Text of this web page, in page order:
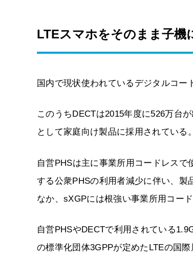
LTEスマホをそのまま子機
国内で現状使われているデジタルコー
このうちDECTは2015年度に526万台
として家庭向け製品に採用されている。
自営PHSは主に事業所用コードレス
する公衆PHSの利用者減少に伴い、製
なか、sXGPには根強い事業所用コー
自営PHSやDECTで利用されている
の標準化団体3GPPが定めたLTEの国